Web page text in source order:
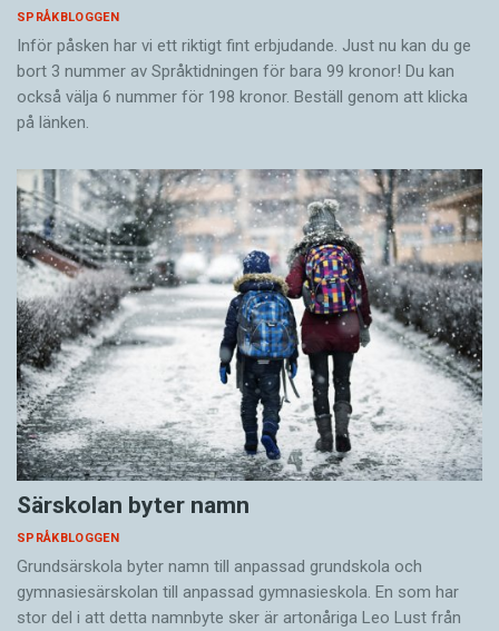
SPRÅKBLOGGEN
Inför påsken har vi ett riktigt fint erbjudande. Just nu kan du ge
bort 3 nummer av Språktidningen för bara 99 kronor! Du kan
också välja 6 nummer för 198 kronor. Beställ genom att klicka
på länken.
Särskolan byter namn
SPRÅKBLOGGEN
Grundsärskola byter namn till anpassad grundskola och
gymnasiesärskolan till anpassad gymnasieskola. En som har
stor del i att detta namnbyte sker är artonåriga Leo Lust från